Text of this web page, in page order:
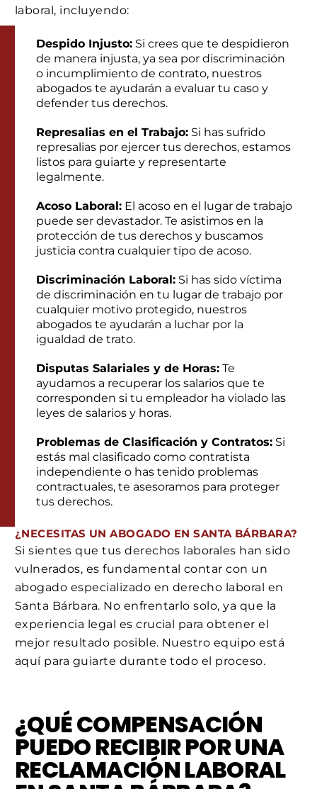
laboral, incluyendo:
Despido Injusto: Si crees que te despidieron
de manera injusta, ya sea por discriminación
o incumplimiento de contrato, nuestros
abogados te ayudarán a evaluar tu caso y
defender tus derechos.
Represalias en el Trabajo: Si has sufrido
represalias por ejercer tus derechos, estamos
listos para guiarte y representarte
legalmente.
Acoso Laboral: El acoso en el lugar de trabajo
puede ser devastador. Te asistimos en la
protección de tus derechos y buscamos
justicia contra cualquier tipo de acoso.
Discriminación Laboral: Si has sido víctima
de discriminación en tu lugar de trabajo por
cualquier motivo protegido, nuestros
abogados te ayudarán a luchar por la
igualdad de trato.
Disputas Salariales y de Horas: Te
ayudamos a recuperar los salarios que te
corresponden si tu empleador ha violado las
leyes de salarios y horas.
Problemas de Clasificación y Contratos: Si
estás mal clasificado como contratista
independiente o has tenido problemas
contractuales, te asesoramos para proteger
tus derechos.
¿NECESITAS UN ABOGADO EN SANTA BÁRBARA?
Si sientes que tus derechos laborales han sido
vulnerados, es fundamental contar con un
abogado especializado en derecho laboral en
Santa Bárbara. No enfrentarlo solo, ya que la
experiencia legal es crucial para obtener el
mejor resultado posible. Nuestro equipo está
aquí para guiarte durante todo el proceso.
¿QUÉ COMPENSACIÓN
PUEDO RECIBIR POR UNA
RECLAMACIÓN LABORAL